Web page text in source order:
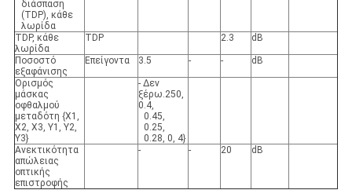
διάσπαση
(TDP), κάθε
λωρίδα
TDP, κάθε
λωρίδα
TDP 2.3 dB
Ποσοστό
εξαφάνισης
Επείγοντα 3.5 - - dB
Ορισμός
μάσκας
οφθαλμού
μεταδότη {X1,
X2, X3, Y1, Y2,
Y3}
- Δεν
ξέρω.250,
0.4,
0.45,
0.25,
0.28, 0, 4}
Ανεκτικότητα
απώλειας
οπτικής
επιστροφής
- - 20 dB